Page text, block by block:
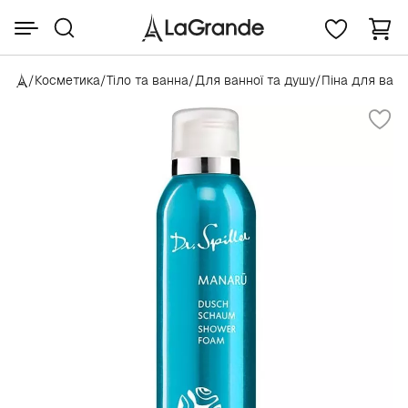
/Косметика/Тіло та ванна/Для ванної та душу/Піна для